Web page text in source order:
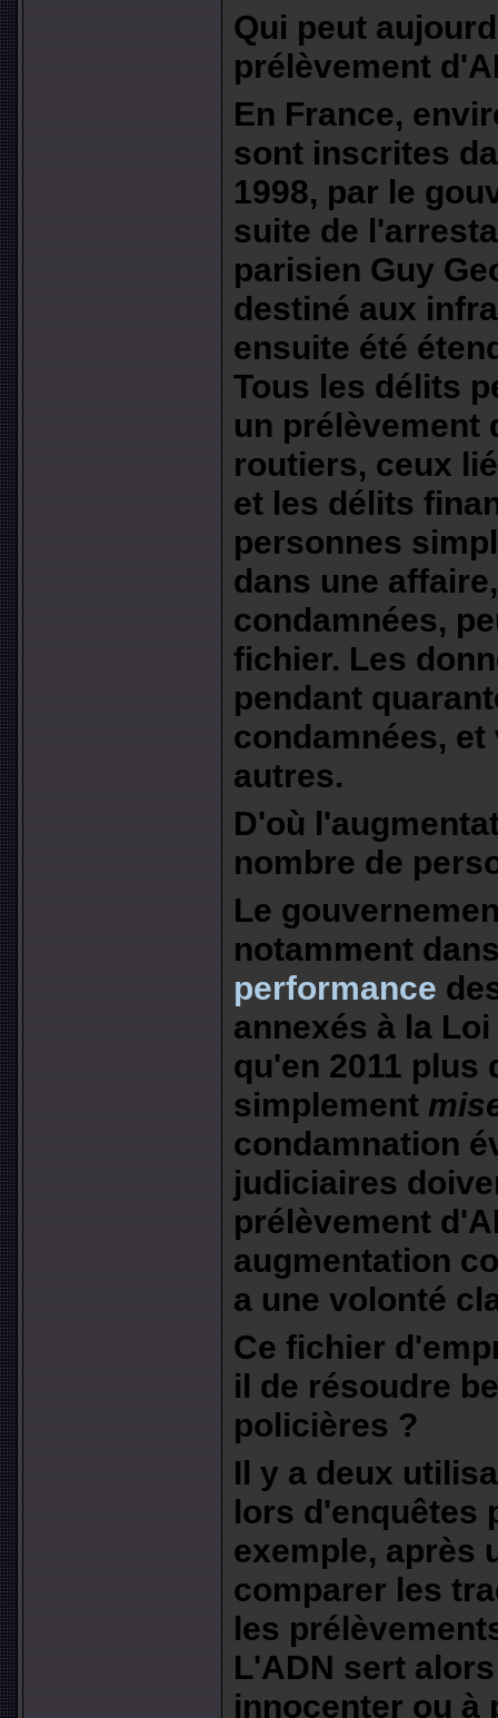
Qui peut
prélèvement
En France,
sont inscrites
1998, par le
suite de
parisien Guy
destiné aux
ensuite été
Tous les délits
un prélèvement
routiers, ceux
et les délits
personnes
dans une
condamnées,
fichier. Les
pendant
condamnées,
autres.
D'où
nombre de
Le
notamment
performance
annexés à la
qu'en 2011 plus
simplement
condamnation
judiciaires
prélèvement
augmentation
a une volonté
Ce fichier
il de résoudre
policières ?
Il y a deux
lors d'enquêtes
exemple, après
comparer les
les
L'ADN sert
innocenter ou à